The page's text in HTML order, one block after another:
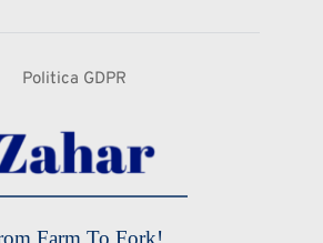
Farm To Fork!
Politica GDPR